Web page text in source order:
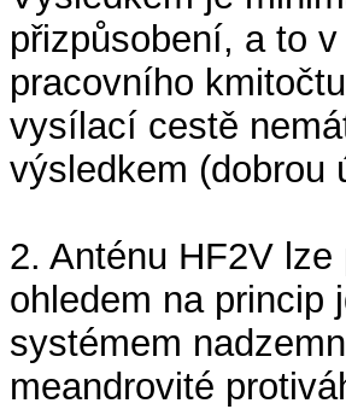
přizpůsobení, a to
pracovního
vysílací cestě
výsledkem (dobrou
2. Anténu HF2V
ohledem na princip
systémem
meandrovité